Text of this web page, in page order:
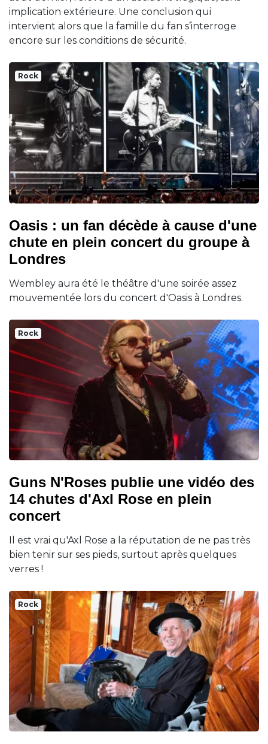
implication extérieure. Une conclusion qui
intervient alors que la famille du fan s’interroge
encore sur les conditions de sécurité.
Rock
Oasis : un fan décède à cause d'une
chute en plein concert du groupe à
Londres
Wembley aura été le théâtre d'une soirée assez
mouvementée lors du concert d'Oasis à Londres.
Rock
Guns N'Roses publie une vidéo des
14 chutes d'Axl Rose en plein
concert
Il est vrai qu'Axl Rose a la réputation de ne pas très
bien tenir sur ses pieds, surtout après quelques
verres !
Rock